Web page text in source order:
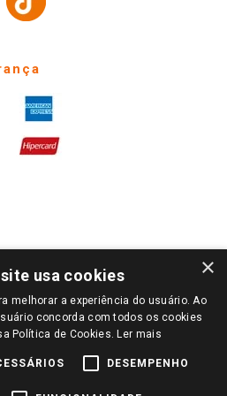
FAÇA LOGIN E SELECIONE A LOJA DE
O LOGIN, OS PREÇOS DA SUA REGIÃO OU
CARREGADOS.
DESTE SITE SÃO VÁLIDOS APENAS
GIASSI.COM.BR E NA LOJA SELECIONADA
×
usa cookies
melhorar a experiência do usuário. Ao
concorda com todos os cookies
Política de Cookies. Ler mais
DESEMPENHO